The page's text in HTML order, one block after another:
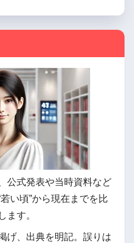
公式発表や当時資料など
い頃”から現在までを比
ます。
げ、出典を明記。誤りは